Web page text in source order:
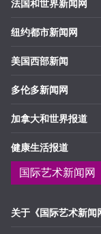
法国和世界新闻网
纽约都市新闻网
美国西部新闻
多伦多新闻网
加拿大和世界报道
健康生活报道
国际艺术新闻网
关于《国际艺术新闻